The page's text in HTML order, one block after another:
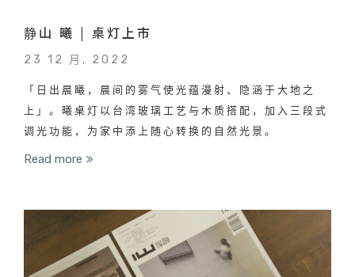
静山 曦 | 桌灯上市
23 12 月, 2022
「日出晨曦，晨间的雾气使光蕴漫射、隐涵于大地之
上」。曦桌灯以台湾玻璃工艺与木质搭配，加入三段式
调光功能，为家中添上随心转换的自然光景。
Read more